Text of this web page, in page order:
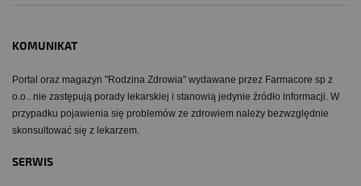
KOMUNIKAT
Portal oraz magazyn "Rodzina Zdrowia" wydawane przez Farmacore sp z
o.o.. nie zastępują porady lekarskiej i stanowią jedynie źródło informacji. W
przypadku pojawienia się problemów ze zdrowiem należy bezwzględnie
skonsultować się z lekarzem.
SERWIS